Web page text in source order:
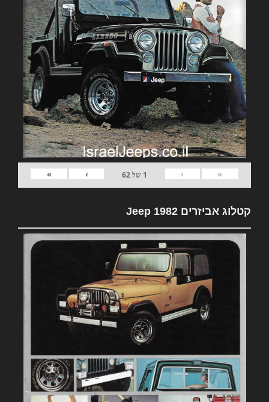
«
‹
1 של62
›
»
קטלוג אביזרים 1982 Jeep